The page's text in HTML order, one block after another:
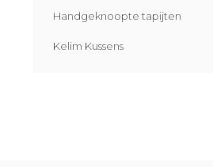
Handgeknoopte tapijten
Kelim Kussens